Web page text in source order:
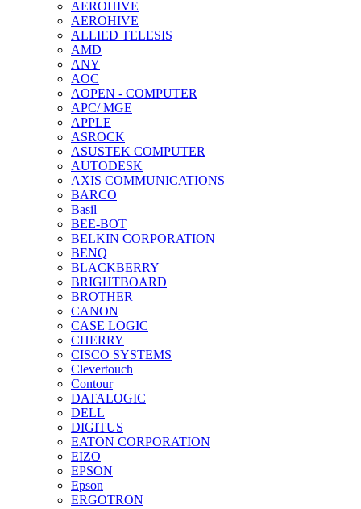
AEROHIVE
AEROHIVE
ALLIED TELESIS
AMD
ANY
AOC
AOPEN - COMPUTER
APC/ MGE
APPLE
ASROCK
ASUSTEK COMPUTER
AUTODESK
AXIS COMMUNICATIONS
BARCO
Basil
BEE-BOT
BELKIN CORPORATION
BENQ
BLACKBERRY
BRIGHTBOARD
BROTHER
CANON
CASE LOGIC
CHERRY
CISCO SYSTEMS
Clevertouch
Contour
DATALOGIC
DELL
DIGITUS
EATON CORPORATION
EIZO
EPSON
Epson
ERGOTRON